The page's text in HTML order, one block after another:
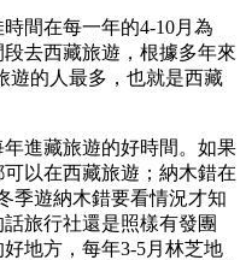
時間在每一年的4-10月為
去西藏旅遊，根據多年來
遊的人最多，也就是西藏
進藏旅遊的好時間。如果
以在西藏旅遊；納木錯在
季遊納木錯要看情況才知
旅行社還是照樣有發團
地方，每年3-5月林芝地